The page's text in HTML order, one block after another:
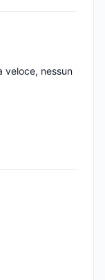
veloce, nessun